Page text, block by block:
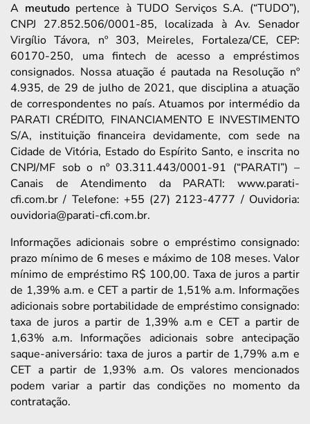
A meutudopertence à TUDO Serviços S.A. (“TUDO”),
CNPJ 27.852.506/0001-85, localizada à Av. Senador
Virgílio Távora, nº 303, Meireles, Fortaleza/CE, CEP:
60170-250, uma fintech de acesso a empréstimos
consignados. Nossa atuação é pautada na Resolução nº
4.935, de 29 de julho de 2021, que disciplina a atuação
de correspondentes no país. Atuamos por intermédio da
PARATI CRÉDITO, FINANCIAMENTO E INVESTIMENTO
S/A, instituição financeira devidamente, com sede na
Cidade de Vitória, Estado do Espírito Santo, e inscrita no
CNPJ/MF sob o nº 03.311.443/0001-91 (“PARATI”) –
Canais de Atendimento da PARATI: www.parati-
cfi.com.br / Telefone: +55 (27) 2123-4777 / Ouvidoria:
ouvidoria@parati-cfi.com.br.
Informações adicionais sobre o empréstimo consignado:
prazo mínimo de 6 meses e máximo de 108 meses. Valor
mínimo de empréstimo R$ 100,00. Taxa de juros a partir
de 1,39% a.m. e CET a partir de 1,51% a.m. Informações
adicionais sobre portabilidade de empréstimo consignado:
taxa de juros a partir de 1,39% a.m e CET a partir de
1,63% a.m. Informações adicionais sobre antecipação
saque-aniversário: taxa de juros a partir de 1,79% a.m e
CET a partir de 1,93% a.m. Os valores mencionados
podem variar a partir das condições no momento da
contratação.